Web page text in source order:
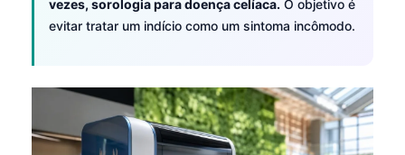
vezes, sorologia para doença celíaca. O objetivo é
evitar tratar um indício como um sintoma incômodo.
Čeština
ქართული
Русский
Polski